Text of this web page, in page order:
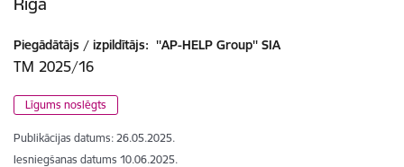
Piegādātājs / izpildītājs: ''AP-HELP Group'' SIA
TM 2025/16
Līgums noslēgts
Publikācijas datums: 26.05.2025.
Iesniegšanas datums 10.06.2025.